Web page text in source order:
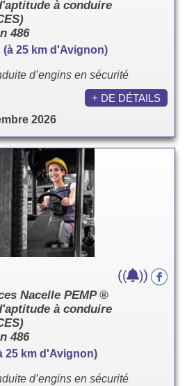
à conduire
486
(à 25 km d'Avignon)
d’engins en sécurité
2026
+ DE DÉTAILS
Nacelle PEMP ®
à conduire
486
25 km d'Avignon)
d’engins en sécurité
(( ))